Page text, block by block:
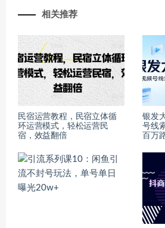
相关推荐
民宿运营教程，民宿立体循
环运营模式，轻松运营民
宿，效益翻倍
银发
号线
百万